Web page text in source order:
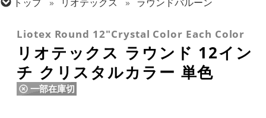
Liotex Round 12"Crystal Color Each Color
リオテックス ラウンド 12イン
チ クリスタルカラー 単色
一部在庫切